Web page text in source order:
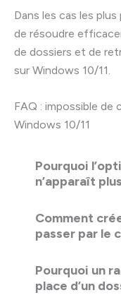
Dans les cas les
de résoudre
de dossiers et de
sur Windows 10/11.
FAQ : impossible de
Windows 10/11
Pourquoi
n’apparaît
Comment
passer par le
Pourquoi un
place d’un